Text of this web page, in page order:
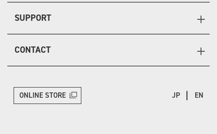
SUPPORT
CONTACT
ONLINE STORE JP EN